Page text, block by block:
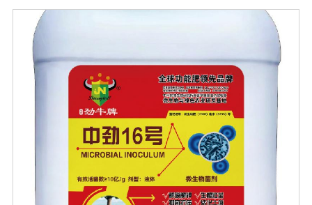
格：500ml/瓶保存：-15℃―-20℃有效期：5年注意事
项：解冻：采用逐步解冻法（ -20℃→2-8℃→ 室温），可
减少沉淀的产生使血清质量不会受到影响。